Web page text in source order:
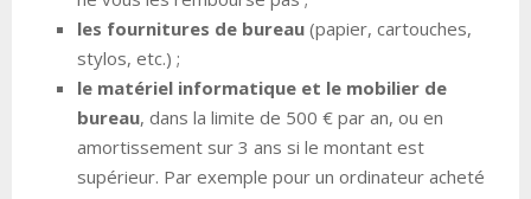
les fournitures de bureau (papier, cartouches,
stylos, etc.) ;
le matériel informatique et le mobilier de
bureau, dans la limite de 500 € par an, ou en
amortissement sur 3 ans si le montant est
supérieur. Par exemple pour un ordinateur acheté